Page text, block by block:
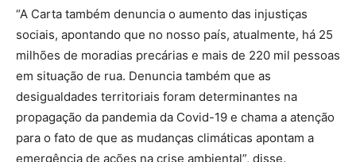
“A Carta também denuncia o aumento das injustiças
sociais, apontando que no nosso país, atualmente, há 25
milhões de moradias precárias e mais de 220 mil pessoas
em situação de rua. Denuncia também que as
desigualdades territoriais foram determinantes na
propagação da pandemia da Covid-19 e chama a atenção
para o fato de que as mudanças climáticas apontam a
emergência de ações na crise ambiental”, disse.